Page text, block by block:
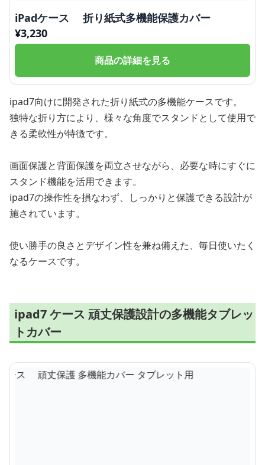
iPadケース 折り紙式多機能保護カバー
¥3,230
商品の詳細を見る
ipad7向けに開発された折り紙式の多機能ケースです。
独特な折り方により、様々な角度でスタンドとして使用で
きる柔軟性が特徴です。
画面保護と背面保護を両立させながら、必要な時にすぐに
スタンド機能を活用できます。
ipad7の操作性を損なわず、しっかりと保護できる設計が
施されています。
使い勝手の良さとデザイン性を兼ね備えた、毎日使いたく
なるケースです。
ipad7 ケース 頑丈保護設計の多機能タブレッ
トカバー